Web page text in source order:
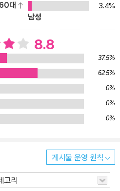
이 책이 주는 커다란 매력이다. 우
의 키워드! 낭시는 네 번의
에 대한 쉬운 듯하지만 막상 대답하
자신의 철학을 표현한다. 첫 번째
에는 세상을 창조하신 절대자가 존재
”이라고 부르는가?’ 등의 질문에 답
. 낭시에게 신이란 존재는, 우리를
로 열어주는 증거이다. 그 열림이
존재하지 않고, 그저 자신의 세계
있을까?’라는 질문에 대한 답을 강
뜻은 정당한 것을 안다고 자신하는
납득할 수 있는 정당함이 있다는 사
60대
3.4%
남성
8.8
37.5%
62.5%
0%
0%
0%
게시물 운영 원칙
고리